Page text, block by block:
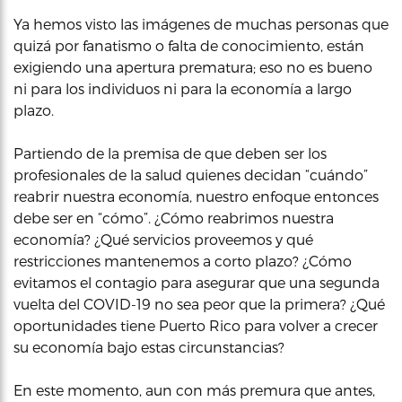
Ya hemos visto las imágenes de muchas personas que
quizá por fanatismo o falta de conocimiento, están
exigiendo una apertura prematura; eso no es bueno
ni para los individuos ni para la economía a largo
plazo.
Partiendo de la premisa de que deben ser los
profesionales de la salud quienes decidan “cuándo”
reabrir nuestra economía, nuestro enfoque entonces
debe ser en “cómo”. ¿Cómo reabrimos nuestra
economía? ¿Qué servicios proveemos y qué
restricciones mantenemos a corto plazo? ¿Cómo
evitamos el contagio para asegurar que una segunda
vuelta del COVID-19 no sea peor que la primera? ¿Qué
oportunidades tiene Puerto Rico para volver a crecer
su economía bajo estas circunstancias?
En este momento, aun con más premura que antes,